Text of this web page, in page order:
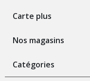
Carte plus
Nos magasins
Catégories